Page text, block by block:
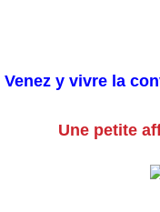
Venez y vivre la
Une petite